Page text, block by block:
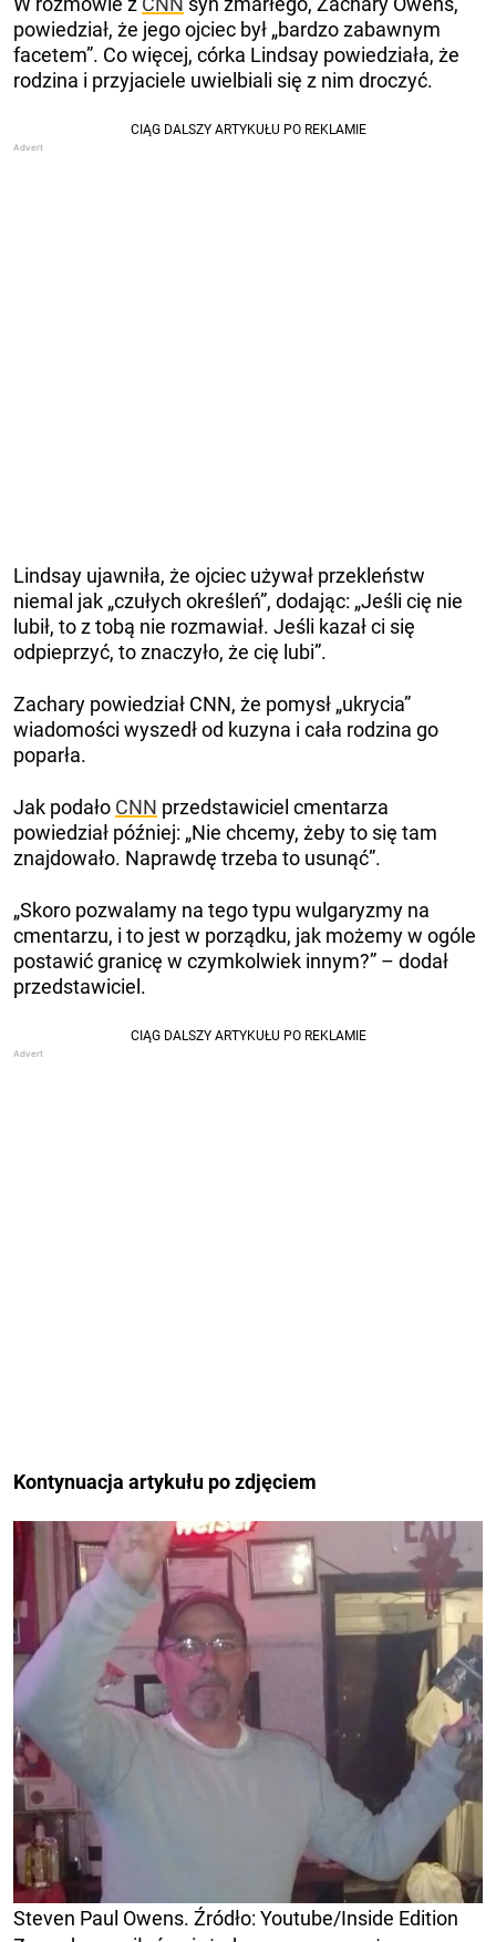
powiedział, że jego ojciec był „bardzo zabawnym
facetem”. Co więcej, córka Lindsay powiedziała, że ​​
rodzina i przyjaciele uwielbiali się z nim droczyć.
Lindsay ujawniła, że ojciec używał przekleństw
niemal jak „czułych określeń”, dodając: „Jeśli cię nie
lubił, to z tobą nie rozmawiał. Jeśli kazał ci się
odpieprzyć, to znaczyło, że cię lubi”.
Zachary powiedział CNN, że pomysł „ukrycia”
wiadomości wyszedł od kuzyna i cała rodzina go
poparła.
Jak podało CNN przedstawiciel cmentarza
powiedział później: „Nie chcemy, żeby to się tam
znajdowało. Naprawdę trzeba to usunąć”.
„Skoro pozwalamy na tego typu wulgaryzmy na
cmentarzu, i to jest w porządku, jak możemy w ogóle
postawić granicę w czymkolwiek innym?” – dodał
przedstawiciel.
Kontynuacja artykułu po zdjęciem
Steven Paul Owens. Źródło: Youtube/Inside Edition